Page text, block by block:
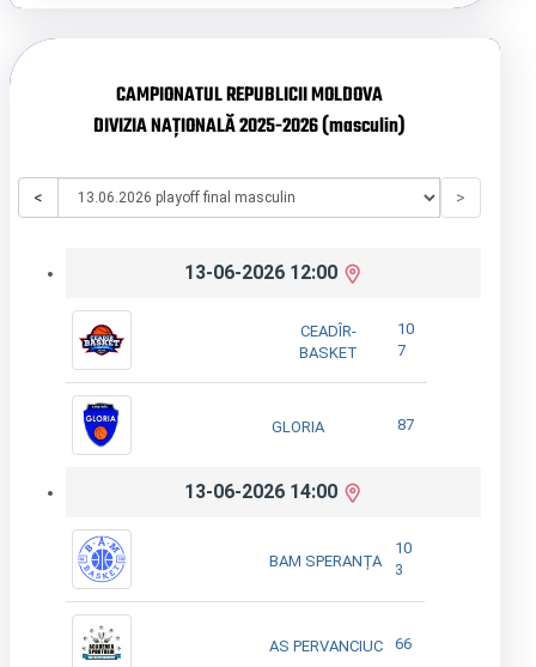
CAMPIONATUL REPUBLICII MOLDOVA
DIVIZIA NAȚIONALĂ 2025-2026 (masculin)
< >
13-06-2026 12:00
CEADÎR-
BASKET
10
7
GLORIA 87
13-06-2026 14:00
BAM SPERANȚA
10
3
AS PERVANCIUC 66